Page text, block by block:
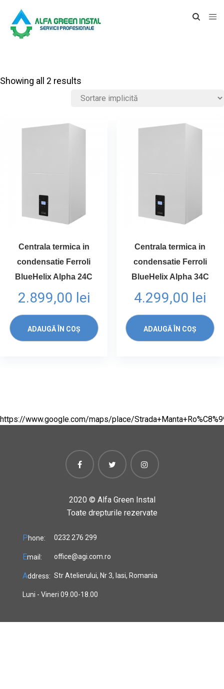
Showing all 2 results
Centrala termica in
condensatie Ferroli
BlueHelix Alpha 24C
2.899,00 lei
ADAUGĂ ÎN COȘ
Centrala termica in
condensatie Ferroli
BlueHelix Alpha 34C
4.299,00 lei
ADAUGĂ ÎN COȘ
https://www.google.com/maps/place/
2020 © Alfa Green Instal
Toate drepturile rezervate
Phone: 0232 276 299
Email: office@agi.com.ro
Address: Str Atelierului, Nr 3, Iasi, Romania
Luni - Vineri 09.00-18.00